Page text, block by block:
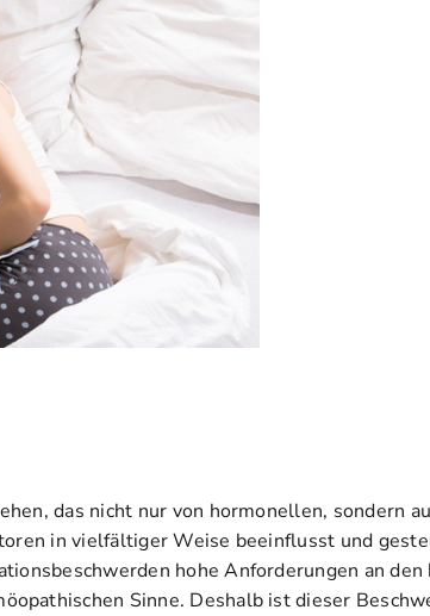
das nicht nur von hormonellen, sondern
in vielfältiger Weise beeinflusst und
hohe Anforderungen an
Sinne. Deshalb ist dieser